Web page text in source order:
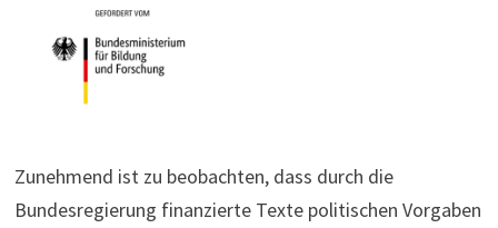
Zunehmend ist zu beobachten, dass durch die
Bundesregierung finanzierte Texte politischen Vorgaben